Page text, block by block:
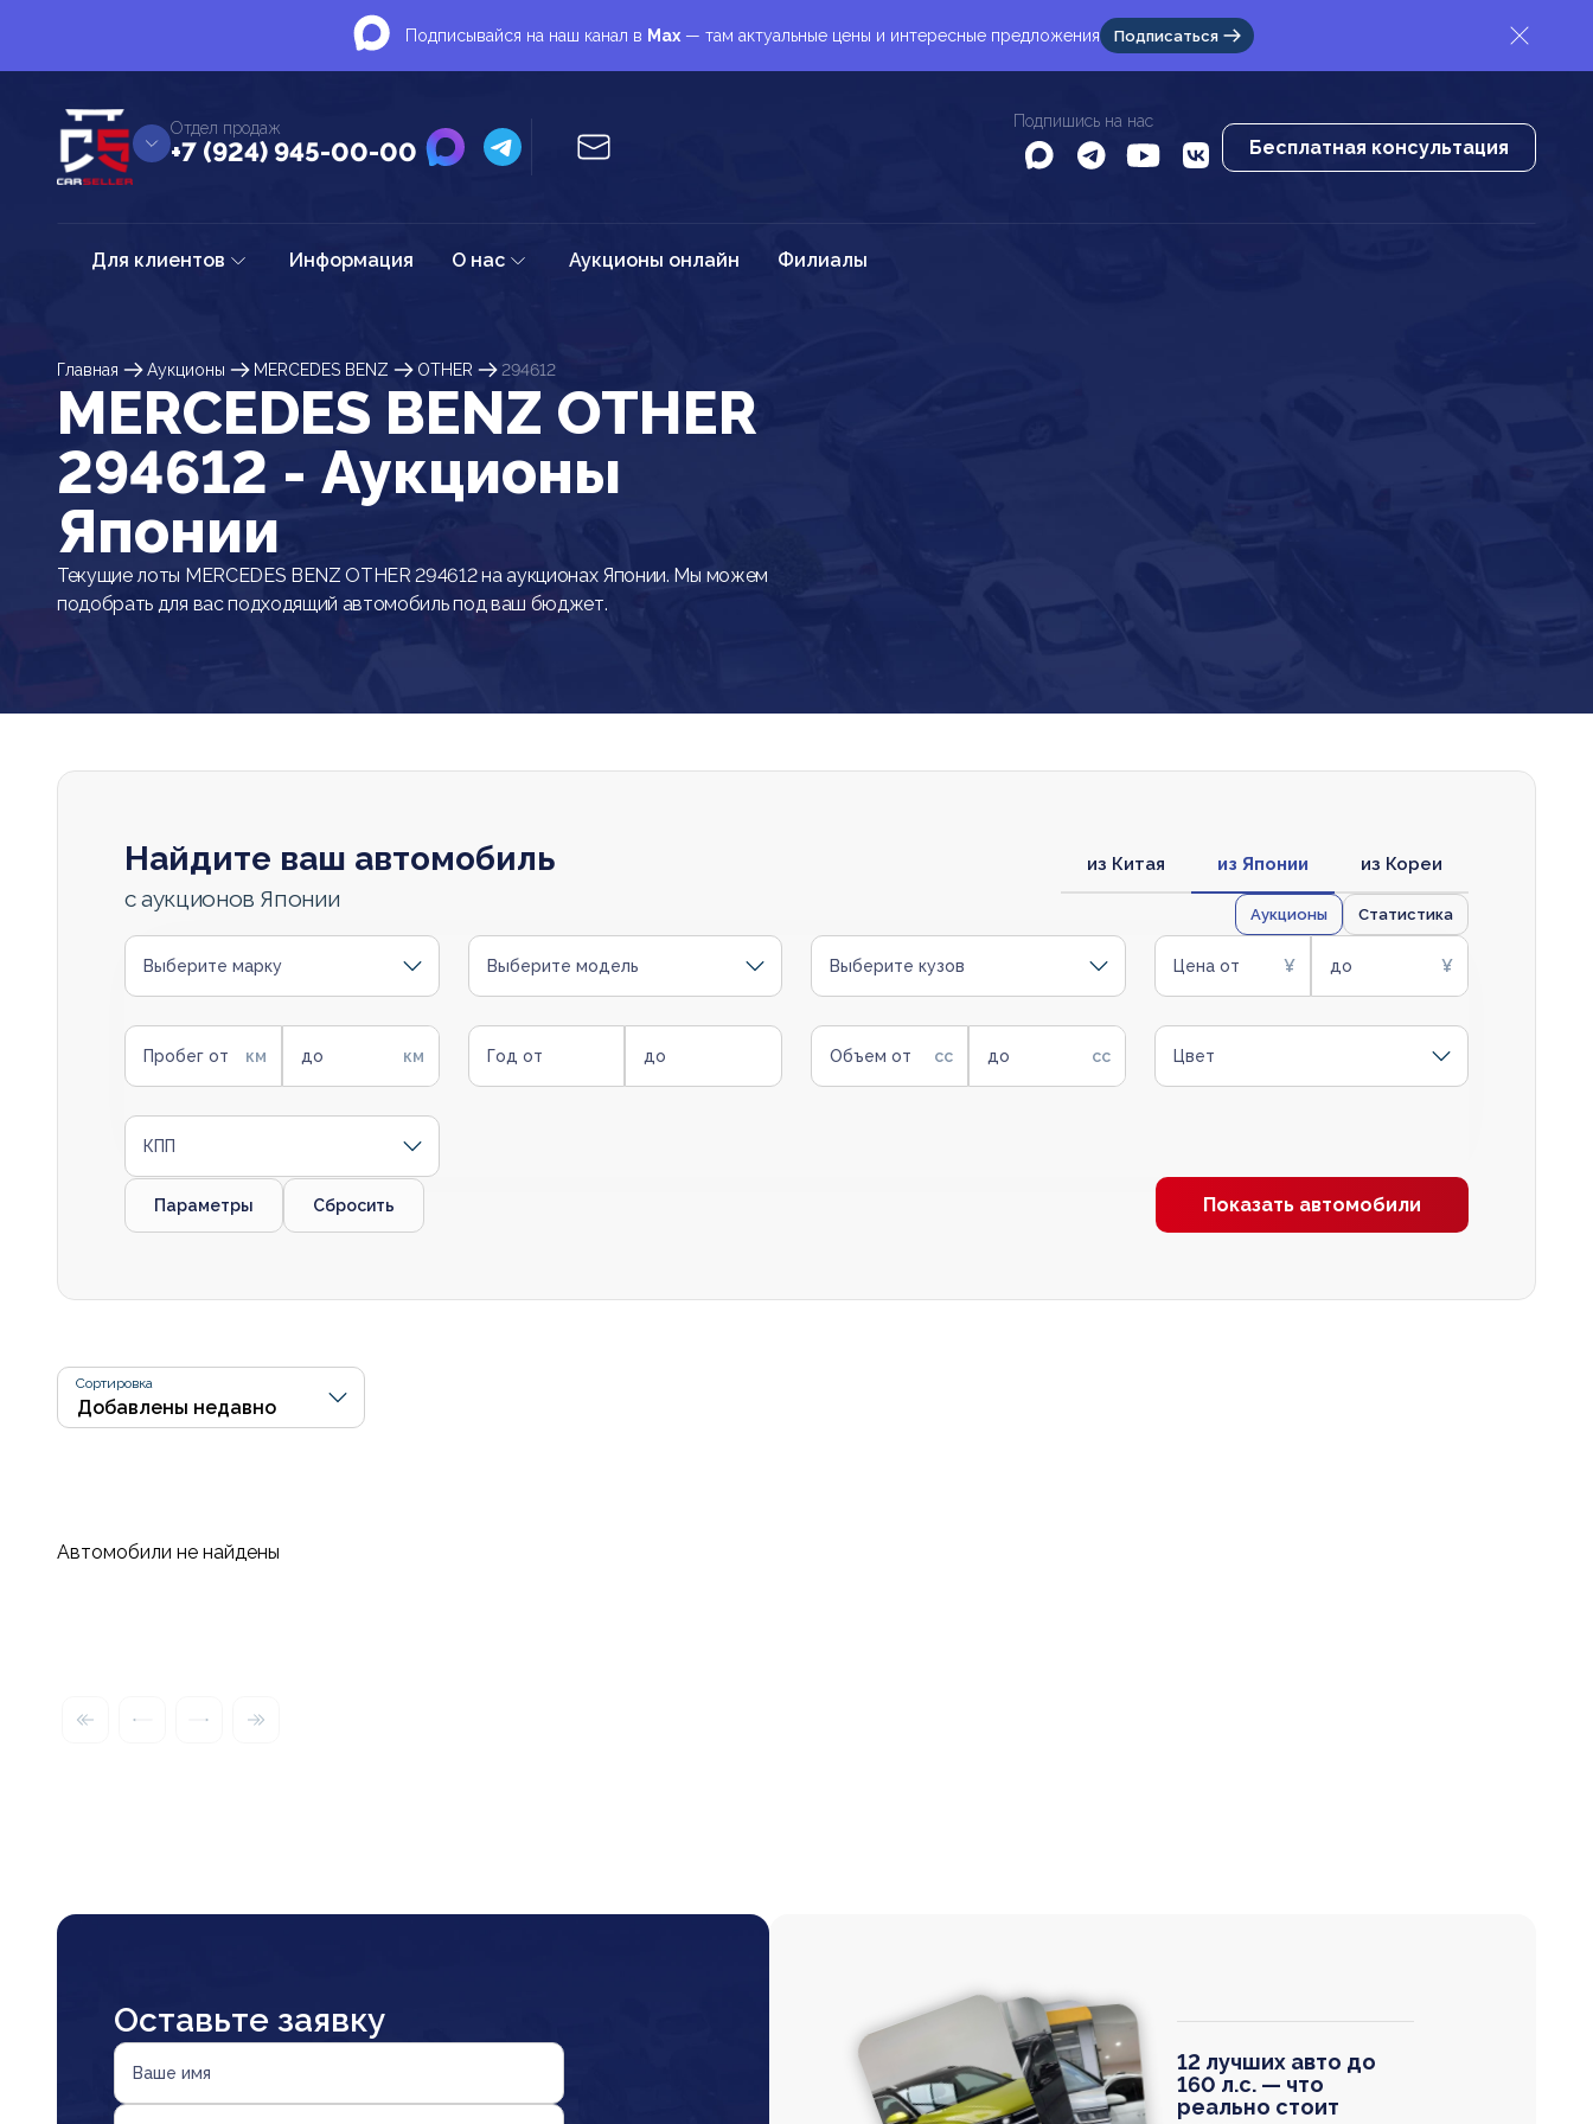
Подписывайся на наш канал в Max — там актуальные цены и интересные предложения Подписаться
Отдел продаж
+7 (924) 945-00-00
Подпишись на нас
Бесплатная консультация
Для клиентов Информация О нас Аукционы онлайн Филиалы
Главная Аукционы MERCEDES BENZ OTHER 294612
MERCEDES BENZ OTHER
294612 - Аукционы
Японии
Текущие лоты MERCEDES BENZ OTHER 294612 на аукционах Японии. Мы можем
подобрать для вас подходящий автомобиль под ваш бюджет.
Найдите ваш автомобиль
с аукционов Японии
из Китая из Японии из Кореи
Аукционы Статистика
Выберите марку Выберите модель Выберите кузов Цена от до
Пробег от до Год от до Объем от до Цвет
КПП
Параметры Сбросить Показать автомобили
Сортировка
Автомобили не найдены
Оставьте заявку
Ваше имя
12 лучших авто до
160 л.с. — что
реально стоит